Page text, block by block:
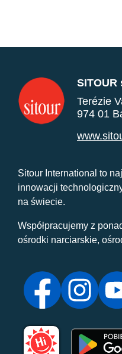
SITOUR
Terézie
974 01
Sitour International to
innowacji
na świecie.
Współpracujemy z
ośrodki narciarskie,